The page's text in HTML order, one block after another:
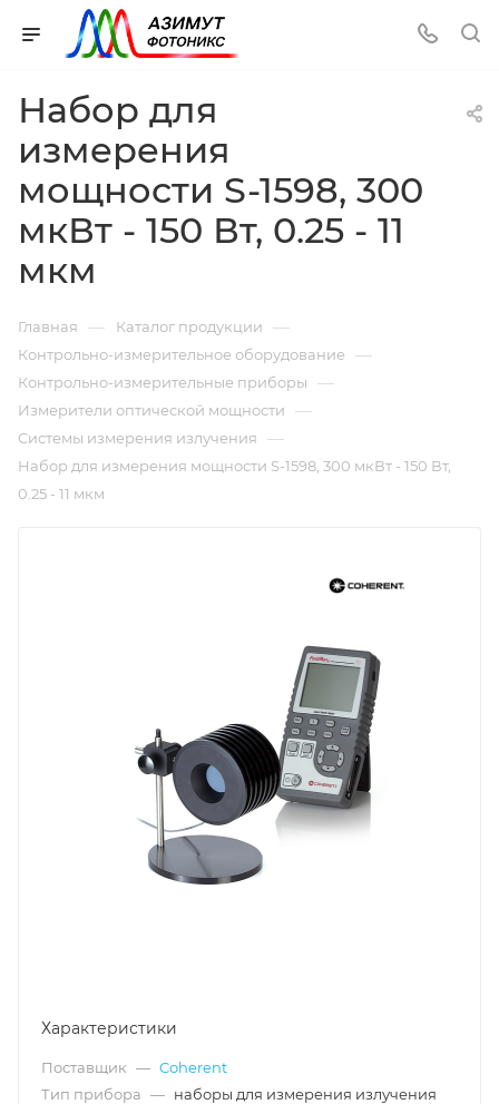
Набор для
измерения
мощности S-1598, 300
мкВт - 150 Вт, 0.25 - 11
мкм
Главная — Каталог продукции —
Контрольно-измерительное оборудование —
Контрольно-измерительные приборы —
Измерители оптической мощности —
Системы измерения излучения —
Набор для измерения мощности S-1598, 300 мкВт - 150 Вт,
0.25 - 11 мкм
Характеристики
Поставщик — Coherent
Тип прибора — наборы для измерения излучения